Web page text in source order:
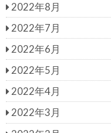
2022年8月
2022年7月
2022年6月
2022年5月
2022年4月
2022年3月